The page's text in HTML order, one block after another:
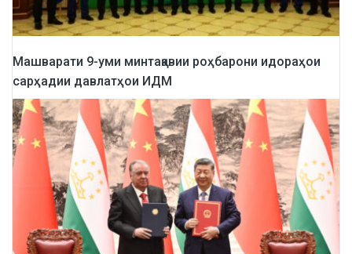
Машварати 9-уми минтақавии роҳбарони идораҳои
сарҳадии давлатҳои ИДМ